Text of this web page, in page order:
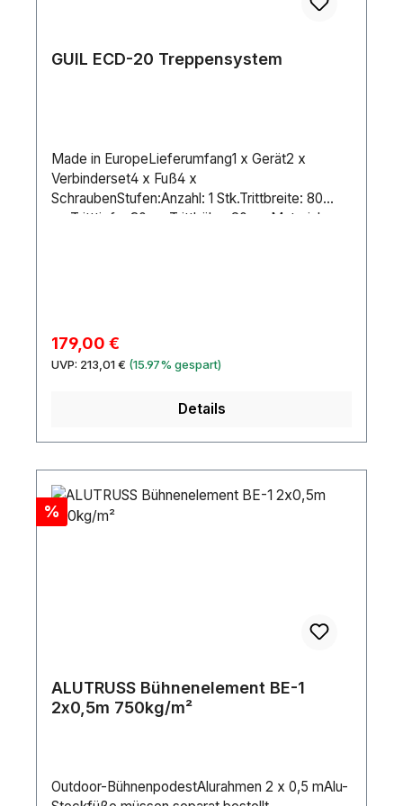
GUIL ECD-20 Treppensystem
Made in EuropeLieferumfang1 x Gerät2 x
Verbinderset4 x Fuß4 x
SchraubenStufen:Anzahl: 1 Stk.Trittbreite: 80
cmTritttiefe: 30 cmTritthöhe: 20 cmMaterial:
Verkaufspreis:
179,00 €
UVP: Regulärer Preis:
213,01 € (15.97% gespart)
Details
Rabatt
%
ALUTRUSS Bühnenelement BE-1
2x0,5m 750kg/m²
Outdoor-BühnenpodestAlurahmen 2 x 0,5 mAlu-